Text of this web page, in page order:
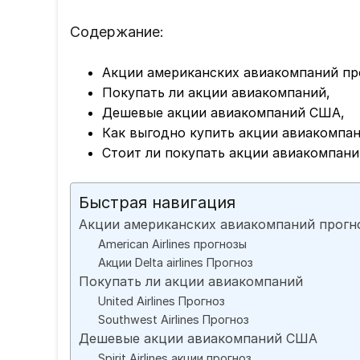
Содержание:
Акции американских авиакомпаний
Покупать ли акции авиакомпаний,
Дешевые акции авиакомпаний США,
Как выгодно купить акции
Стоит ли покупать акции
Быстрая навигация
Акции американских авиакомпаний
American Airlines прогнозы
Акции Delta airlines Прогноз
Покупать ли акции авиакомпаний
United Airlines Прогноз
Southwest Airlines Прогноз
Дешевые акции авиакомпаний США